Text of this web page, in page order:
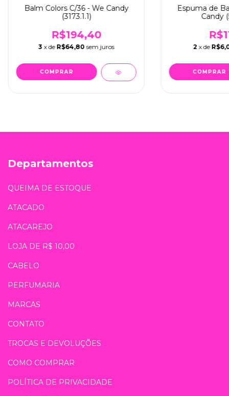
Balm Colors C/36 - We Candy
(3173.1.1)
R$194,40
3 x de R$64,80 sem juros
Espuma de
Candy
2 x de
Departamentos
QUEIMA DE ESTOQUE
ATACADO
ATACAREJO
LOJA DE R$ 10,00
CABELO
PERFUMARIA
MARCAS
CONTATO
TROCAS E DEVOLUÇÕES
COMO COMPRAR
POLÍTICA DE PRIVACIDADE